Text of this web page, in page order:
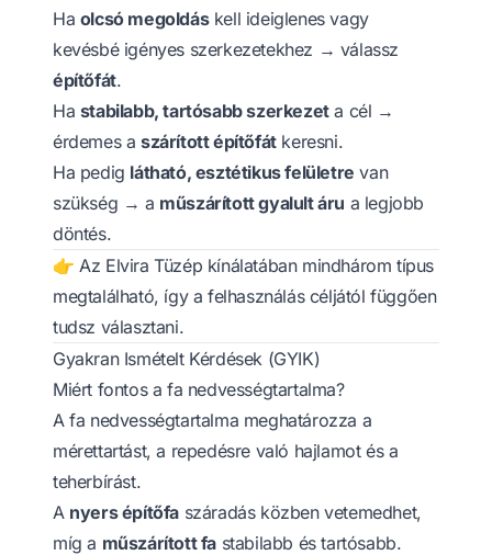
Ha olcsó megoldáskell ideiglenes vagy
kevésbé igényes szerkezetekhez → válassz
építőfát.
Ha stabilabb, tartósabb szerkezeta cél →
érdemes a szárított építőfátkeresni.
Ha pedig látható, esztétikus felületre van
szükség → a műszárított gyalult áru a legjobb
döntés.
👉 Az Elvira Tüzép kínálatában mindhárom típus
megtalálható, így a felhasználás céljától függően
tudsz választani.
Gyakran Ismételt Kérdések (GYIK)
Miért fontos a fa nedvességtartalma?
A fa nedvességtartalma meghatározza a
mérettartást, a repedésre való hajlamot és a
teherbírást.
A nyers építőfa száradás közben vetemedhet,
míg a műszárított fa stabilabb és tartósabb.